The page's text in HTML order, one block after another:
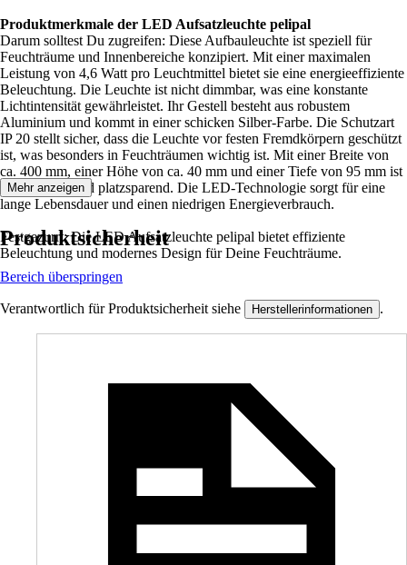
Produktmerkmale der LED Aufsatzleuchte pelipal
Darum solltest Du zugreifen: Diese Aufbauleuchte ist speziell für
Feuchträume und Innenbereiche konzipiert. Mit einer maximalen
Leistung von 4,6 Watt pro Leuchtmittel bietet sie eine energieeffiziente
Beleuchtung. Die Leuchte ist nicht dimmbar, was eine konstante
Lichtintensität gewährleistet. Ihr Gestell besteht aus robustem
Aluminium und kommt in einer schicken Silber-Farbe. Die Schutzart
IP 20 stellt sicher, dass die Leuchte vor festen Fremdkörpern geschützt
ist, was besonders in Feuchträumen wichtig ist. Mit einer Breite von
ca. 400 mm, einer Höhe von ca. 40 mm und einer Tiefe von 95 mm ist
sie kompakt und platzsparend. Die LED-Technologie sorgt für eine
lange Lebensdauer und einen niedrigen Energieverbrauch.
Festgezurrt: Die LED Aufsatzleuchte pelipal bietet effiziente
Beleuchtung und modernes Design für Deine Feuchträume.
Mehr anzeigen
Produktsicherheit
Bereich überspringen
Verantwortlich für Produktsicherheit siehe Herstellerinformationen .